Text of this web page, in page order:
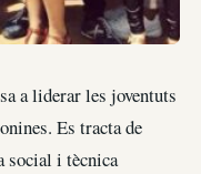
a liderar les joventuts
Es tracta de
social i tècnica